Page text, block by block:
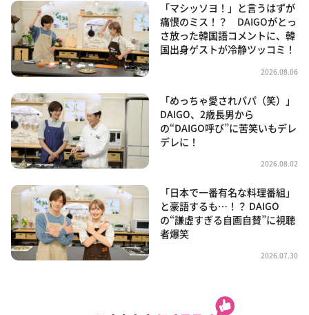
「マシッソヨ！」と言うはずが
痛恨のミス！？ DAIGOがとっ
さ放った韓国語コメントに、韓
国出身ゲストが冷静ツッコミ！
2026.08.06
「めっちゃ愛されパパ（笑）」
DAIGO、2歳長男から
の“DAIGO呼び”に苦笑いもデレ
デレに！
2026.08.02
「日本で一番有名な料理番組」
と豪語するも…！？ DAIGO
の“謙虚すぎる自画自賛”に視聴
者爆笑
2026.07.30